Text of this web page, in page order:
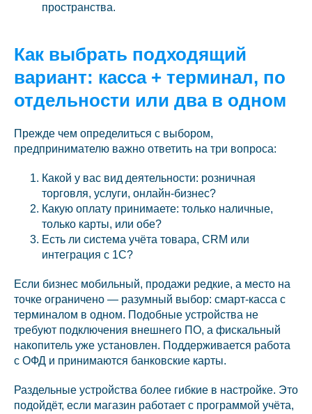
пространства.
Как выбрать подходящий
вариант: касса + терминал, по
отдельности или два в одном
Прежде чем определиться с выбором,
предпринимателю важно ответить на три вопроса:
Какой у вас вид деятельности: розничная
торговля, услуги, онлайн-бизнес?
Какую оплату принимаете: только наличные,
только карты, или обе?
Есть ли система учёта товара, CRM или
интеграция с 1С?
Если бизнес мобильный, продажи редкие, а место на
точке ограничено — разумный выбор: смарт-касса с
терминалом в одном. Подобные устройства не
требуют подключения внешнего ПО, а фискальный
накопитель уже установлен. Поддерживается работа
с ОФД и принимаются банковские карты.
Раздельные устройства более гибкие в настройке. Это
подойдёт, если магазин работает с программой учёта,